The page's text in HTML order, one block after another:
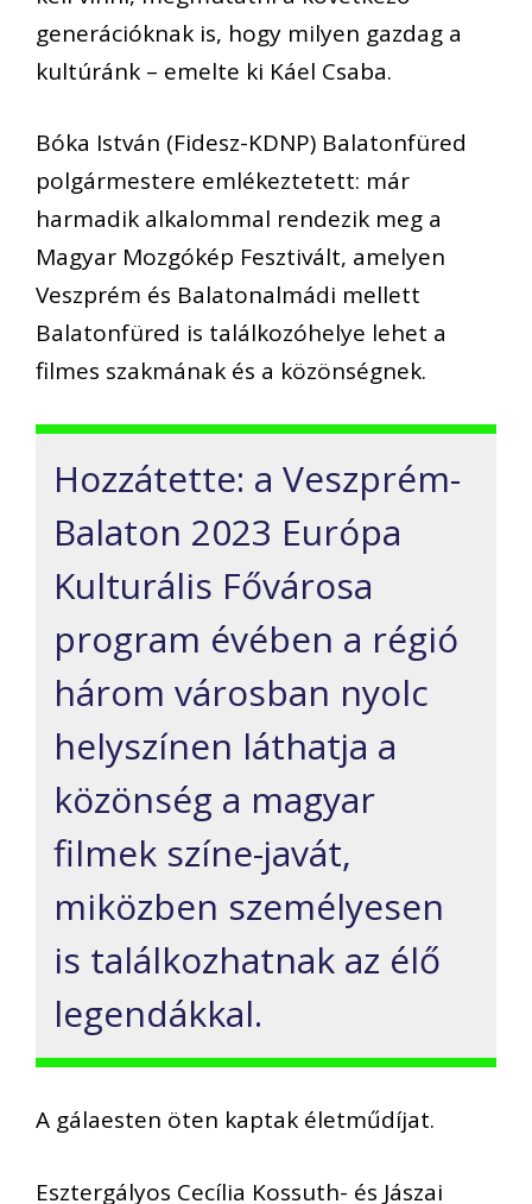
generációknak is, hogy milyen gazdag a
kultúránk – emelte ki Káel Csaba.
Bóka István (Fidesz-KDNP) Balatonfüred
polgármestere emlékeztetett: már
harmadik alkalommal rendezik meg a
Magyar Mozgókép Fesztivált, amelyen
Veszprém és Balatonalmádi mellett
Balatonfüred is találkozóhelye lehet a
filmes szakmának és a közönségnek.
Hozzátette: a Veszprém-
Balaton 2023 Európa
Kulturális Fővárosa
program évében a régió
három városban nyolc
helyszínen láthatja a
közönség a magyar
filmek színe-javát,
miközben személyesen
is találkozhatnak az élő
legendákkal.
A gálaesten öten kaptak életműdíjat.
Esztergályos Cecília Kossuth- és Jászai